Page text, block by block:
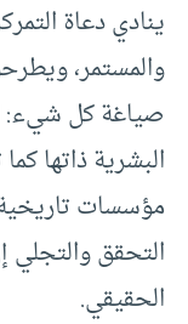
ينادي دعاة
والمستمر،
صياغة كل شيء:
البشرية ذاتها
مؤسسات
التحقق والتجلي
الحقيقي.